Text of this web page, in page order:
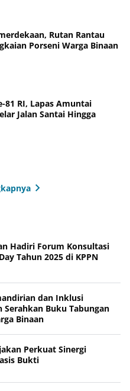
Rutan Rantau
Porseni Warga Binaan
81 RI, Lapas Amuntai
Jalan Santai Hingga
Hadiri Forum Konsultasi
Tahun 2025 di KPPN
dan Inklusi
Serahkan Buku Tabungan
Binaan
Perkuat Sinergi
Bukti